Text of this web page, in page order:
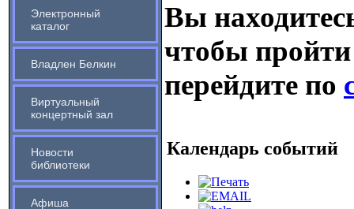
Электронный
каталог
Владлен Белкин
Виртуальный
концертный зал
Новости
библиотеки
Афиша
Вы
чтобы
перейдите по
Календарь событий